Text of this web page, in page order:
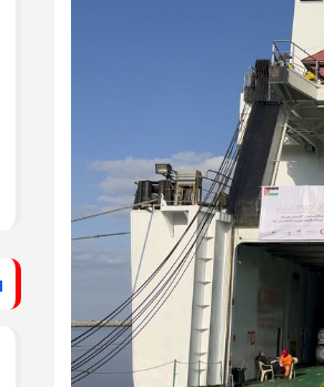
للأسرى بمناسبة
رفضًا لمشروع
الاتصالات عن غزة